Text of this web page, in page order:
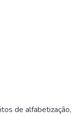
de alfabetização,